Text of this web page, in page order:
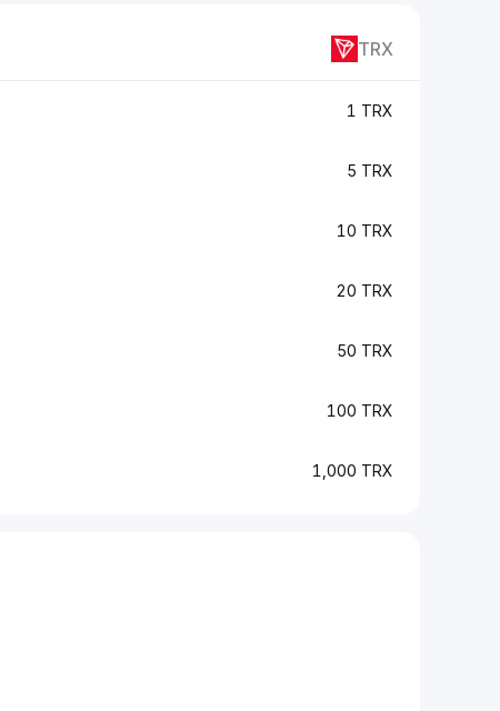
TRX
1 TRX
5 TRX
10 TRX
20 TRX
50 TRX
100 TRX
1,000 TRX